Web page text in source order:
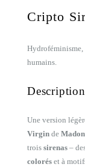
Cripto
Hydroféminisme,
humains.
Une version
Virgin de
trois sirenas –
colorés et à